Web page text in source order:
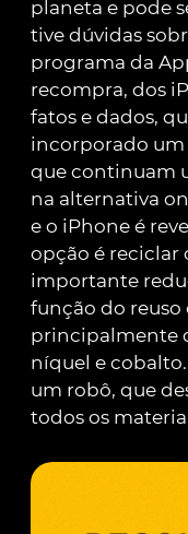
planeta e pode
tive dúvidas
programa da
recompra, dos
fatos e dados,
incorporado um
que continuam
na alternativa
e o iPhone é
opção é reciclar
importante
função do reuso
principalmente
níquel e
um robô, que
todos os